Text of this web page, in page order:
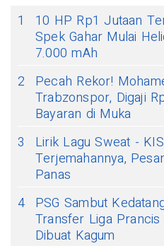
1
10 HP Rp1 Jutaan
Spek Gahar Mulai
7.000 mAh
2
Pecah Rekor!
Trabzonspor, Digaji
Bayaran di Muka
3
Lirik Lagu Sweat -
Terjemahannya,
Panas
4 PSG Sambut
Transfer Liga
Dibuat Kagum